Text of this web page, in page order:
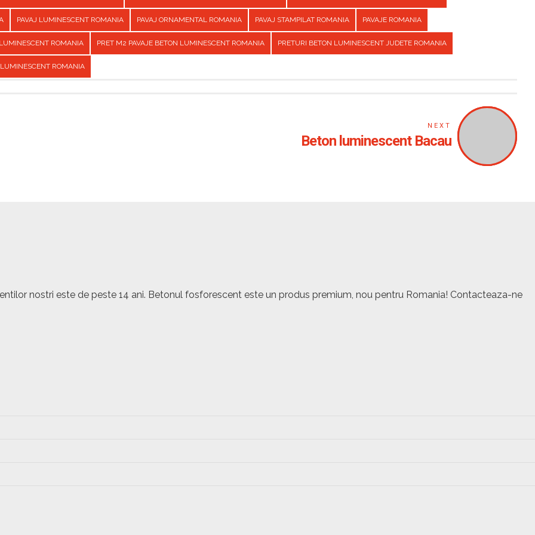
PAVAJ LUMINESCENT ROMANIA PAVAJ ORNAMENTAL ROMANIA PAVAJ STAMPILAT ROMANIA PAVAJE ROMANIA
ROMANIA PRET M2 PAVAJE BETON LUMINESCENT ROMANIA PRETURI BETON LUMINESCENT JUDETE ROMANIA
ROMANIA
NEXT
Beton luminescent Bacau
nostri este de peste 14 ani. Betonul fosforescent este un produs premium, nou pentru Romania! Contacteaza-ne